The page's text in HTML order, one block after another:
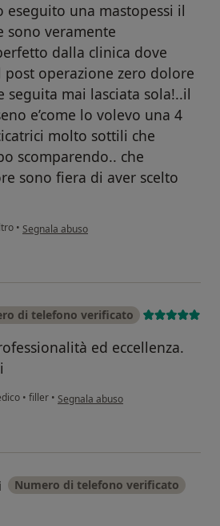
eseguito una mastopessi il
sono veramente
dalla clinica dove
operazione zero dolore
seguita mai lasciata sola!..il
e’come lo volevo una 4
molto sottili che
scomparendo.. che
sono fiera di aver scelto
• secondo l'opinione dell'utente valentina
Segnala abuso
di telefono verificato
ed eccellenza.
• filler • secondo l'opinione dell'utente
Segnala abuso
Numero di telefono verificato